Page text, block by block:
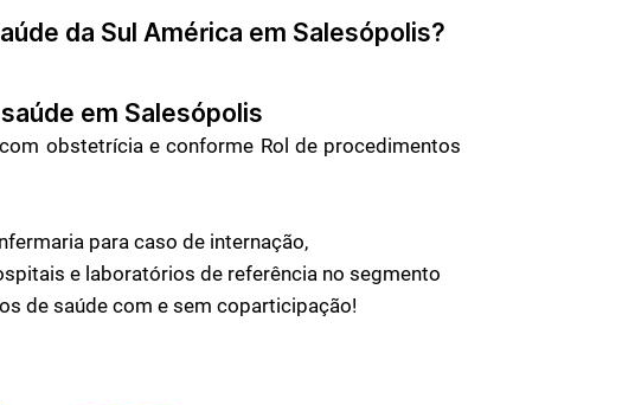
da Sul América em Salesópolis?
em Salesópolis
obstetrícia e conforme Rol de procedimentos
para caso de internação,
e laboratórios de referência no segmento
de saúde com e sem coparticipação!